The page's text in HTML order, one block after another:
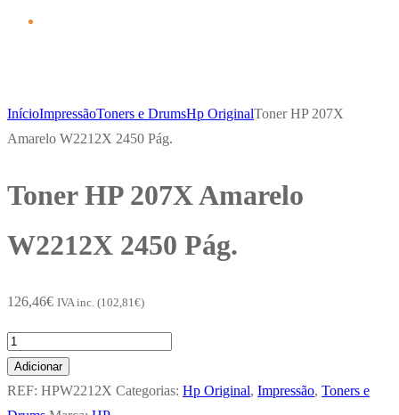
InícioImpressãoToners e DrumsHp OriginalToner HP 207X
Amarelo W2212X 2450 Pág.
Toner HP 207X Amarelo
W2212X 2450 Pág.
126,46€ IVA inc. (102,81 €)
Quantidade
de
Toner
Adicionar
REF: HPW2212X Categorias: Hp Original, Impressão, Toners e